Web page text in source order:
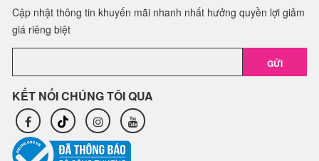
Cập nhật thông tin khuyến mãi nhanh nhất hưởng quyền lợi giảm
giá riêng biệt
GỬI
KẾT NỐI CHÚNG TÔI QUA